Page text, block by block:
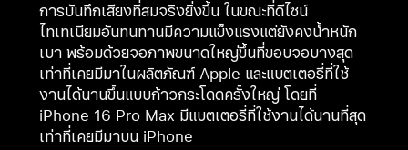
การบันทึกเสียงที่สมจริงยิ่งขึ้น ในขณะที่ดีไซน์
ไทเทเนียมอันทนทานมีความแข็งแรงแต่ยังคงน้ำหนัก
เบา พร้อมด้วยจอภาพขนาดใหญ่ขึ้นที่ขอบจอบางสุด
เท่าที่เคยมีมาในผลิตภัณฑ์ Apple และแบตเตอรี่ที่ใช้
งานได้นานขึ้นแบบก้าวกระโดดครั้งใหญ่ โดยที่
iPhone 16 Pro Max มีแบตเตอรี่ที่ใช้งานได้นานที่สุด
เท่าที่เคยมีมาบน iPhone